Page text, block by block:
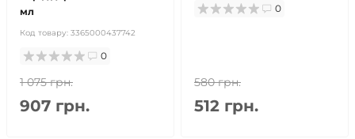
мл
Код товару: 3365000437742
0
1 075 грн.
907 грн.
0
580 грн.
512 грн.